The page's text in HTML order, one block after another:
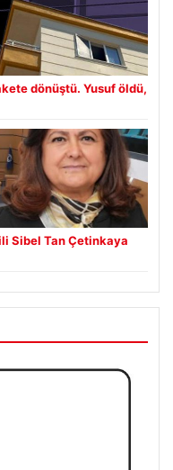
dönüştü. Yusuf öldü,
Sibel Tan Çetinkaya